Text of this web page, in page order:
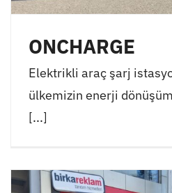
ONCHARGE
Elektrikli araç şarj
ülkemizin enerji
[...]